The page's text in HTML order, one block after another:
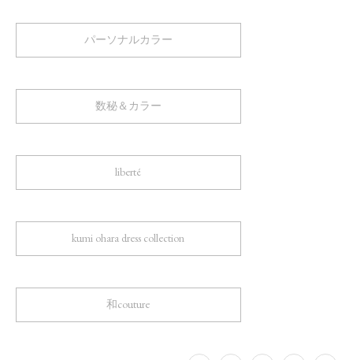
パーソナルカラー
数秘＆カラー
liberté
kumi ohara dress collection
和couture